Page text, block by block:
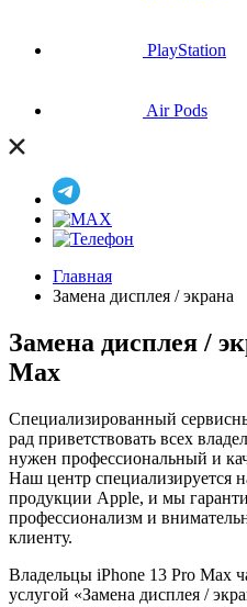
PlayStation
Air Pods
Главная
Замена дисплея / экрана
Замена дисплея /
Max
Специализированный
рад приветствовать всех
нужен профессиональный и
Наш центр специализируется
продукции Apple, и мы
профессионализм и
клиенту.
Владельцы iPhone 13 Pro Max
услугой «Замена дисплея /